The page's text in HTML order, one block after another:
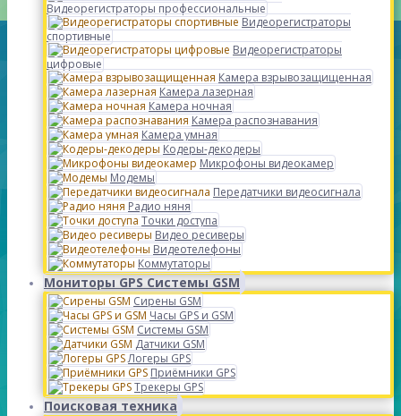
Видеорегистраторы профессиональные
Видеорегистраторы
спортивные
Видеорегистраторы
цифровые
Камера взрывозащищенная
Камера лазерная
Камера ночная
Камера распознавания
Камера умная
Кодеры-декодеры
Микрофоны видеокамер
Модемы
Передатчики видеосигнала
Радио няня
Точки доступа
Видео ресиверы
Видеотелефоны
Коммутаторы
Мониторы GPS Системы GSM
Сирены GSM
Часы GPS и GSM
Системы GSM
Датчики GSM
Логеры GPS
Приёмники GPS
Трекеры GPS
Поисковая техника